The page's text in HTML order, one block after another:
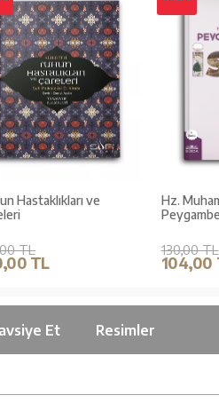
Hastaklıkları ve
TL
TL
Hz.
130,00 TL
104,00 TL
Et Resimler